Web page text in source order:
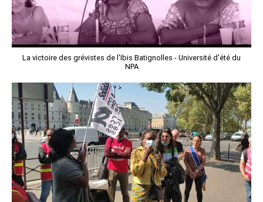
La victoire des grévistes de l'Ibis Batignolles - Université d'été du
NPA